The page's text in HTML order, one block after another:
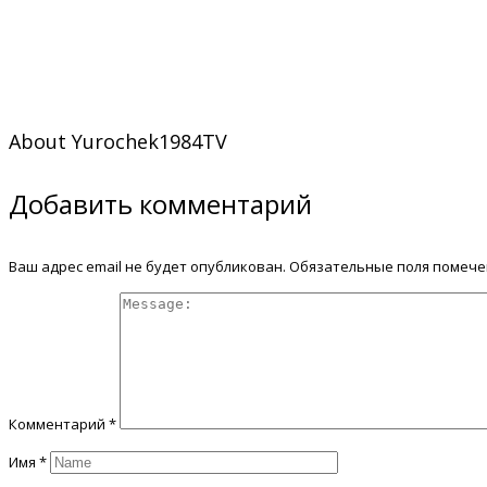
About Yurochek1984TV
Добавить комментарий
Ваш адрес email не будет опубликован. Обязательные поля
Комментарий *
Имя *